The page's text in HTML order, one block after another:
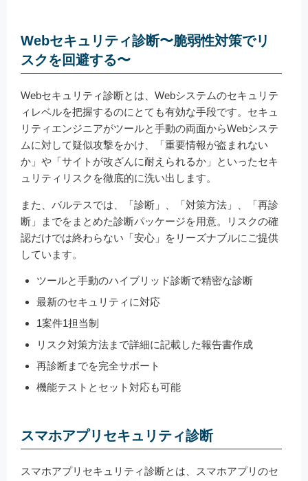
Webセキュリティ診断〜脆弱性対策でリ
スクを回避する〜
Webセキュリティ診断とは、Webシステムのセキュリテ
ィレベルを把握するのにとても有効な手段です。セキュ
リティエンジニアがツールと手動の両面からWebシステ
ムに対して疑似攻撃をかけ、「重要情報が盗まれない
か」や「サイトが改ざんに耐えられるか」といったセキ
ュリティリスクを徹底的に洗い出します。
また、バルテスでは、「診断」、「対策方法」、「再診
断」までをまとめた診断パッケージを用意。リスクの確
認だけでは終わらない「安心」をリーズナブルにご提供
しています。
ツールと手動のハイブリッド診断で精密な診断
最新のセキュリティに対応
1案件1担当制
リスク対策方法まで詳細に記載した報告書作成
再診断までを完全サポート
機能テストとセット対応も可能
スマホアプリセキュリティ診断
スマホアプリセキュリティ診断とは、スマホアプリのセ